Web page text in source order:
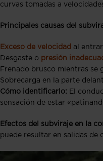
curvas tomadas a
Principales causas del
Exceso de velocidad al
Desgaste o presión
Frenado brusco mientras se
Sobrecarga en la parte
Cómo identificarlo: El
sensación de estar
Efectos del subviraje en la
puede resultar en salidas de